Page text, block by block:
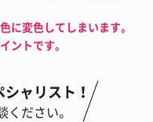
に変色してしまいます。
ントです。
ャリスト！
ださい。